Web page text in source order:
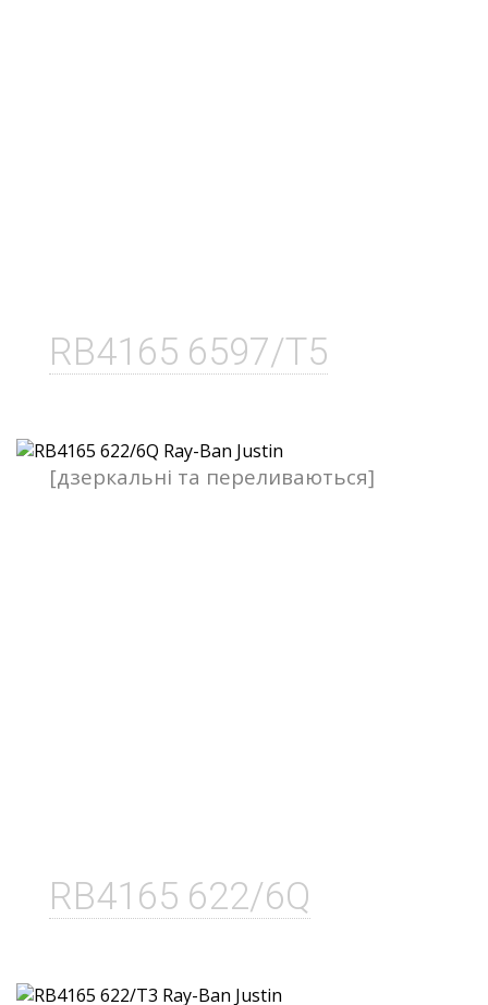
RB4165 6597/T5
RB4165 622/6Q
[дзеркальні та переливаються]